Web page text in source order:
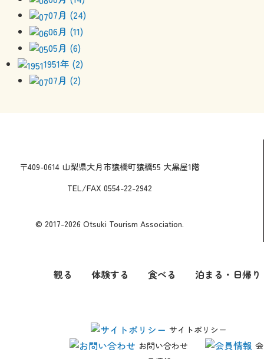
07月 (24)
06月 (11)
05月 (6)
1951年 (2)
07月 (2)
〒409-0614 山梨県大月市猿橋町猿橋55 大黒屋1階
TEL/FAX 0554-22-2942
© 2017-2026 Otsuki Tourism Association.
観る 体験する 食べる 泊まる・日帰り
サイトポリシー
お問い合わせ
会